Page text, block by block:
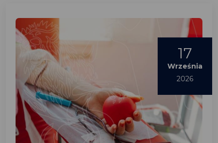
17
Września
2026